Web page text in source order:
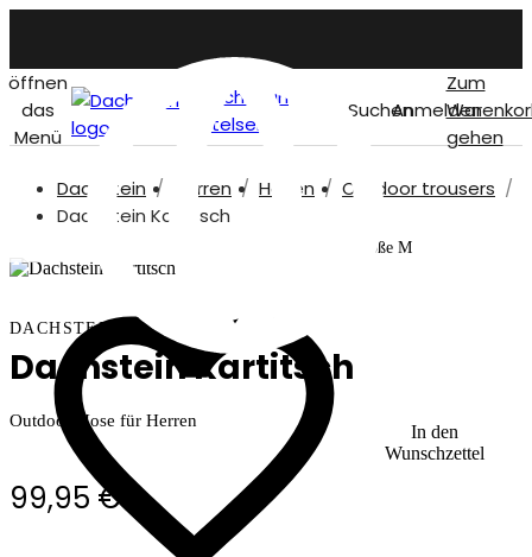
öffnen
das
Menü
Dachstein
titelseite
SuchenAnmelden
Zum
gehen
Dachstein Herren Hosen
Outdoor trousers
Dachstein Kartitsch
In den
Wunschzettel
Unser Model ist 187 cm und trägt Größe M
DACHSTEIN
Dachstein Kartitsch
Outdoor-Hose für Herren
99,95 €